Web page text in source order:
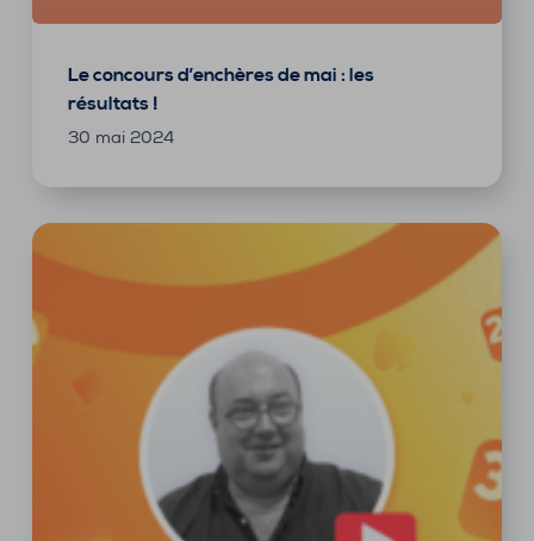
Le concours d’enchères de mai : les
résultats !
30 mai 2024